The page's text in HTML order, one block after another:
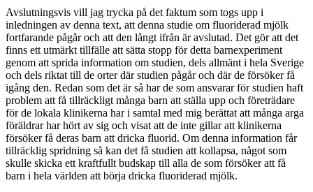
Avslutningsvis vill jag trycka på det faktum som togs upp i
inledningen av denna text, att denna studie om fluoriderad mjölk
fortfarande pågår och att den långt ifrån är avslutad. Det gör att det
finns ett utmärkt tillfälle att sätta stopp för detta barnexperiment
genom att sprida information om studien, dels allmänt i hela Sverige
och dels riktat till de orter där studien pågår och där de försöker få
igång den. Redan som det är så har de som ansvarar för studien haft
problem att få tillräckligt många barn att ställa upp och företrädare
för de lokala klinikerna har i samtal med mig berättat att många arga
föräldrar har hört av sig och visat att de inte gillar att klinikerna
försöker få deras barn att dricka fluorid. Om denna information får
tillräcklig spridning så kan det få studien att kollapsa, något som
skulle skicka ett kraftfullt budskap till alla de som försöker att få
barn i hela världen att börja dricka fluoriderad mjölk.